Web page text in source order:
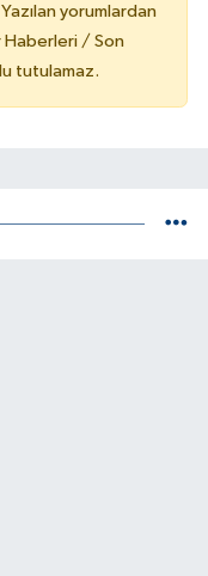
yorumlardan
Haberleri / Son
tutulamaz.